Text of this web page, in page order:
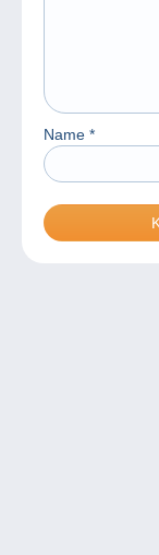
Name *